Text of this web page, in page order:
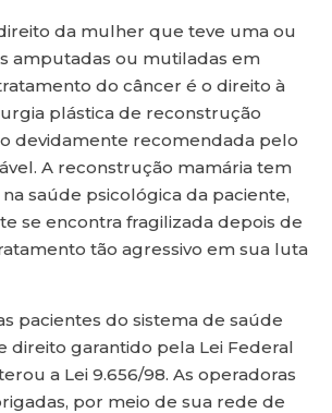
da mulher que teve uma ou
amputadas ou mutiladas em
do câncer é o direito à
plástica de reconstrução
devidamente recomendada pelo
A reconstrução mamária tem
saúde psicológica da paciente,
se encontra fragilizada depois de
tão agressivo em sua luta
pacientes do sistema de saúde
direito garantido pela Lei Federal
a Lei 9.656/98. As operadoras
por meio de sua rede de